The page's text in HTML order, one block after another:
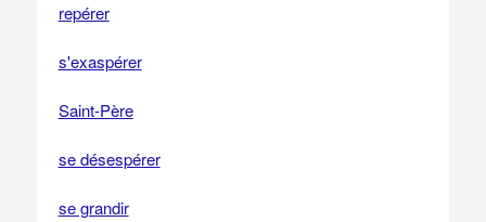
repérer
s'exaspérer
Saint-Père
se désespérer
se grandir